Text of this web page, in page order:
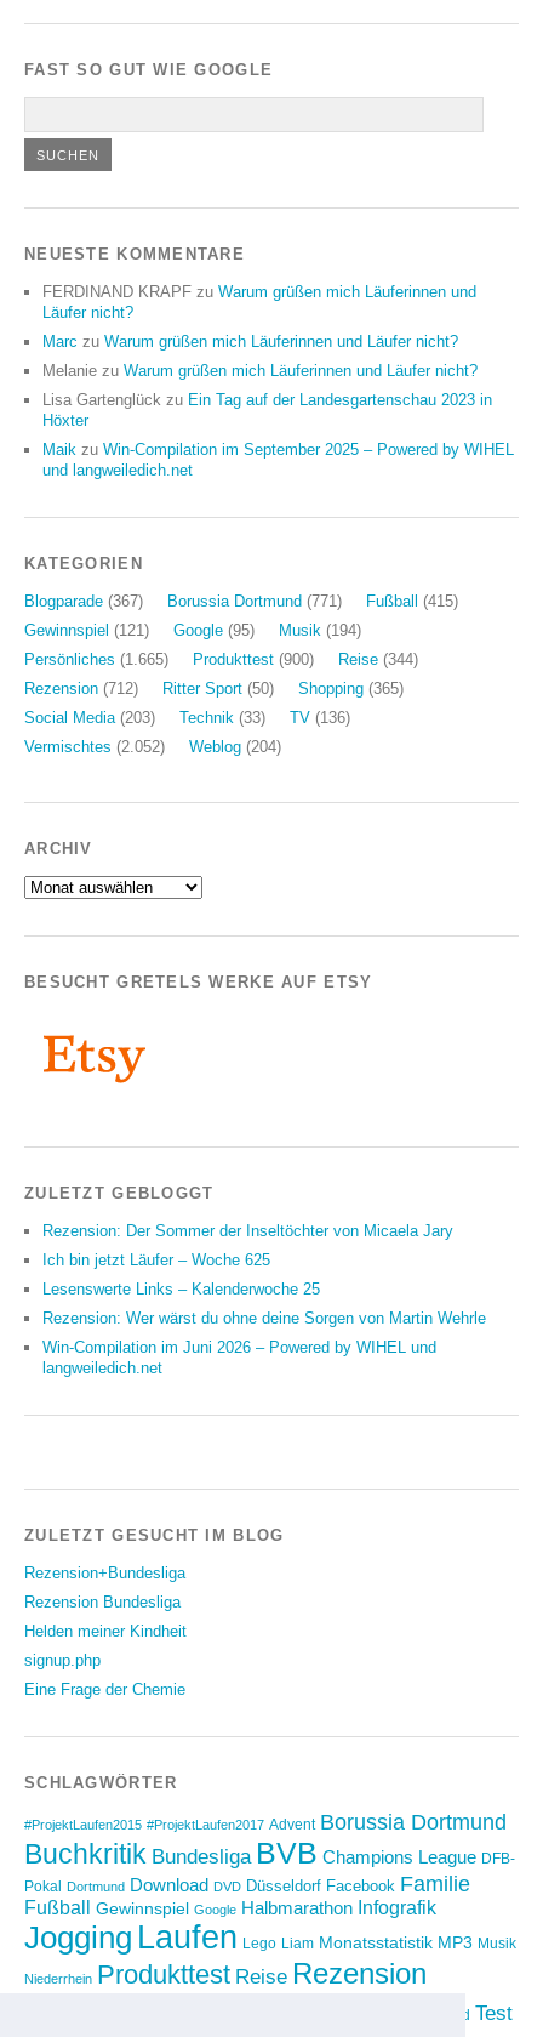
FAST SO GUT WIE GOOGLE
NEUESTE KOMMENTARE
FERDINAND KRAPF zu Warum grüßen mich Läuferinnen und
Läufer nicht?
Marc zu Warum grüßen mich Läuferinnen und Läufer nicht?
Melanie zu Warum grüßen mich Läuferinnen und Läufer nicht?
Lisa Gartenglück zu Ein Tag auf der Landesgartenschau 2023 in
Höxter
Maik zu Win-Compilation im September 2025 – Powered by WIHEL
und langweiledich.net
KATEGORIEN
Blogparade (367) Borussia Dortmund (771) Fußball
(415)
Gewinnspiel (121) Google (95) Musik (194)
Persönliches (1.665) Produkttest (900) Reise (344)
Rezension (712) Ritter Sport (50) Shopping (365)
Social Media(203) Technik (33) TV (136)
Vermischtes (2.052) Weblog (204)
ARCHIV
Archiv
BESUCHT GRETELS WERKE AUF ETSY
ZULETZT GEBLOGGT
Rezension: Der Sommer der Inseltöchter von Micaela Jary
Ich bin jetzt Läufer – Woche 625
Lesenswerte Links – Kalenderwoche 25
Rezension: Wer wärst du ohne deine Sorgen von Martin Wehrle
Win-Compilation im Juni 2026 – Powered by WIHEL und
langweiledich.net
ZULETZT GESUCHT IM BLOG
Rezension+Bundesliga
Rezension Bundesliga
Helden meiner Kindheit
signup.php
Eine Frage der Chemie
SCHLAGWÖRTER
#ProjektLaufen2015 #ProjektLaufen2017 Advent Borussia Dortmund
Buchkritik Bundesliga BVB Champions League DFB-
Pokal
Dortmund Download DVD Düsseldorf Facebook Familie
Fußball Gewinnspiel Google Halbmarathon Infografik
Jogging Laufen Lego Liam Monatsstatistik MP3 Musik
Niederrhein Produkttest Reise Rezension
sponsored Test